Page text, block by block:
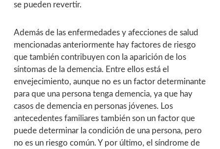
se pueden revertir.
Además de las enfermedades y afecciones de salud
mencionadas anteriormente hay factores de riesgo
que también contribuyen con la aparición de los
síntomas de la demencia. Entre ellos está el
envejecimiento, aunque no es un factor determinante
para que una persona tenga demencia, ya que hay
casos de demencia en personas jóvenes. Los
antecedentes familiares también son un factor que
puede determinar la condición de una persona, pero
no es un riesgo común. Y por último, el síndrome de